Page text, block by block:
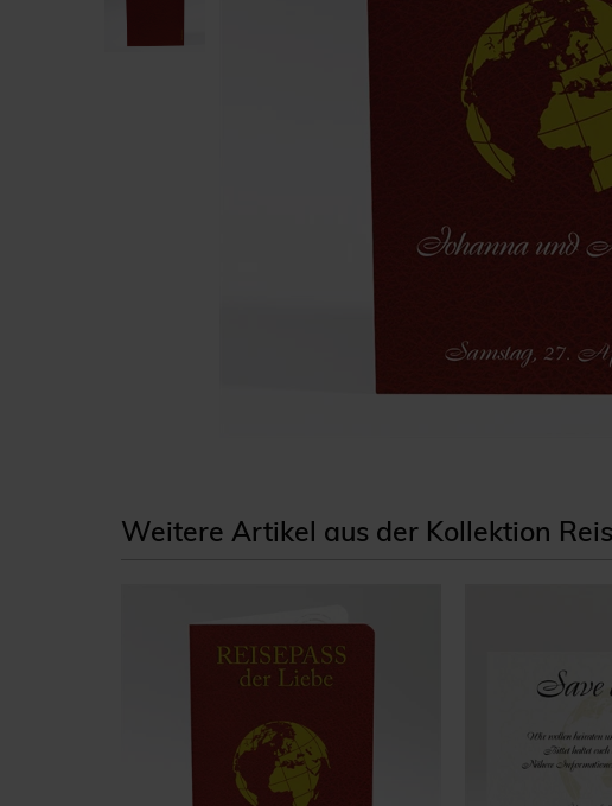
Weitere Artikel aus der Kollektion